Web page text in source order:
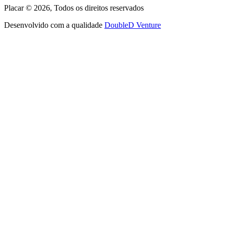
Placar © 2026, Todos os direitos reservados
Desenvolvido com a qualidade DoubleD Venture